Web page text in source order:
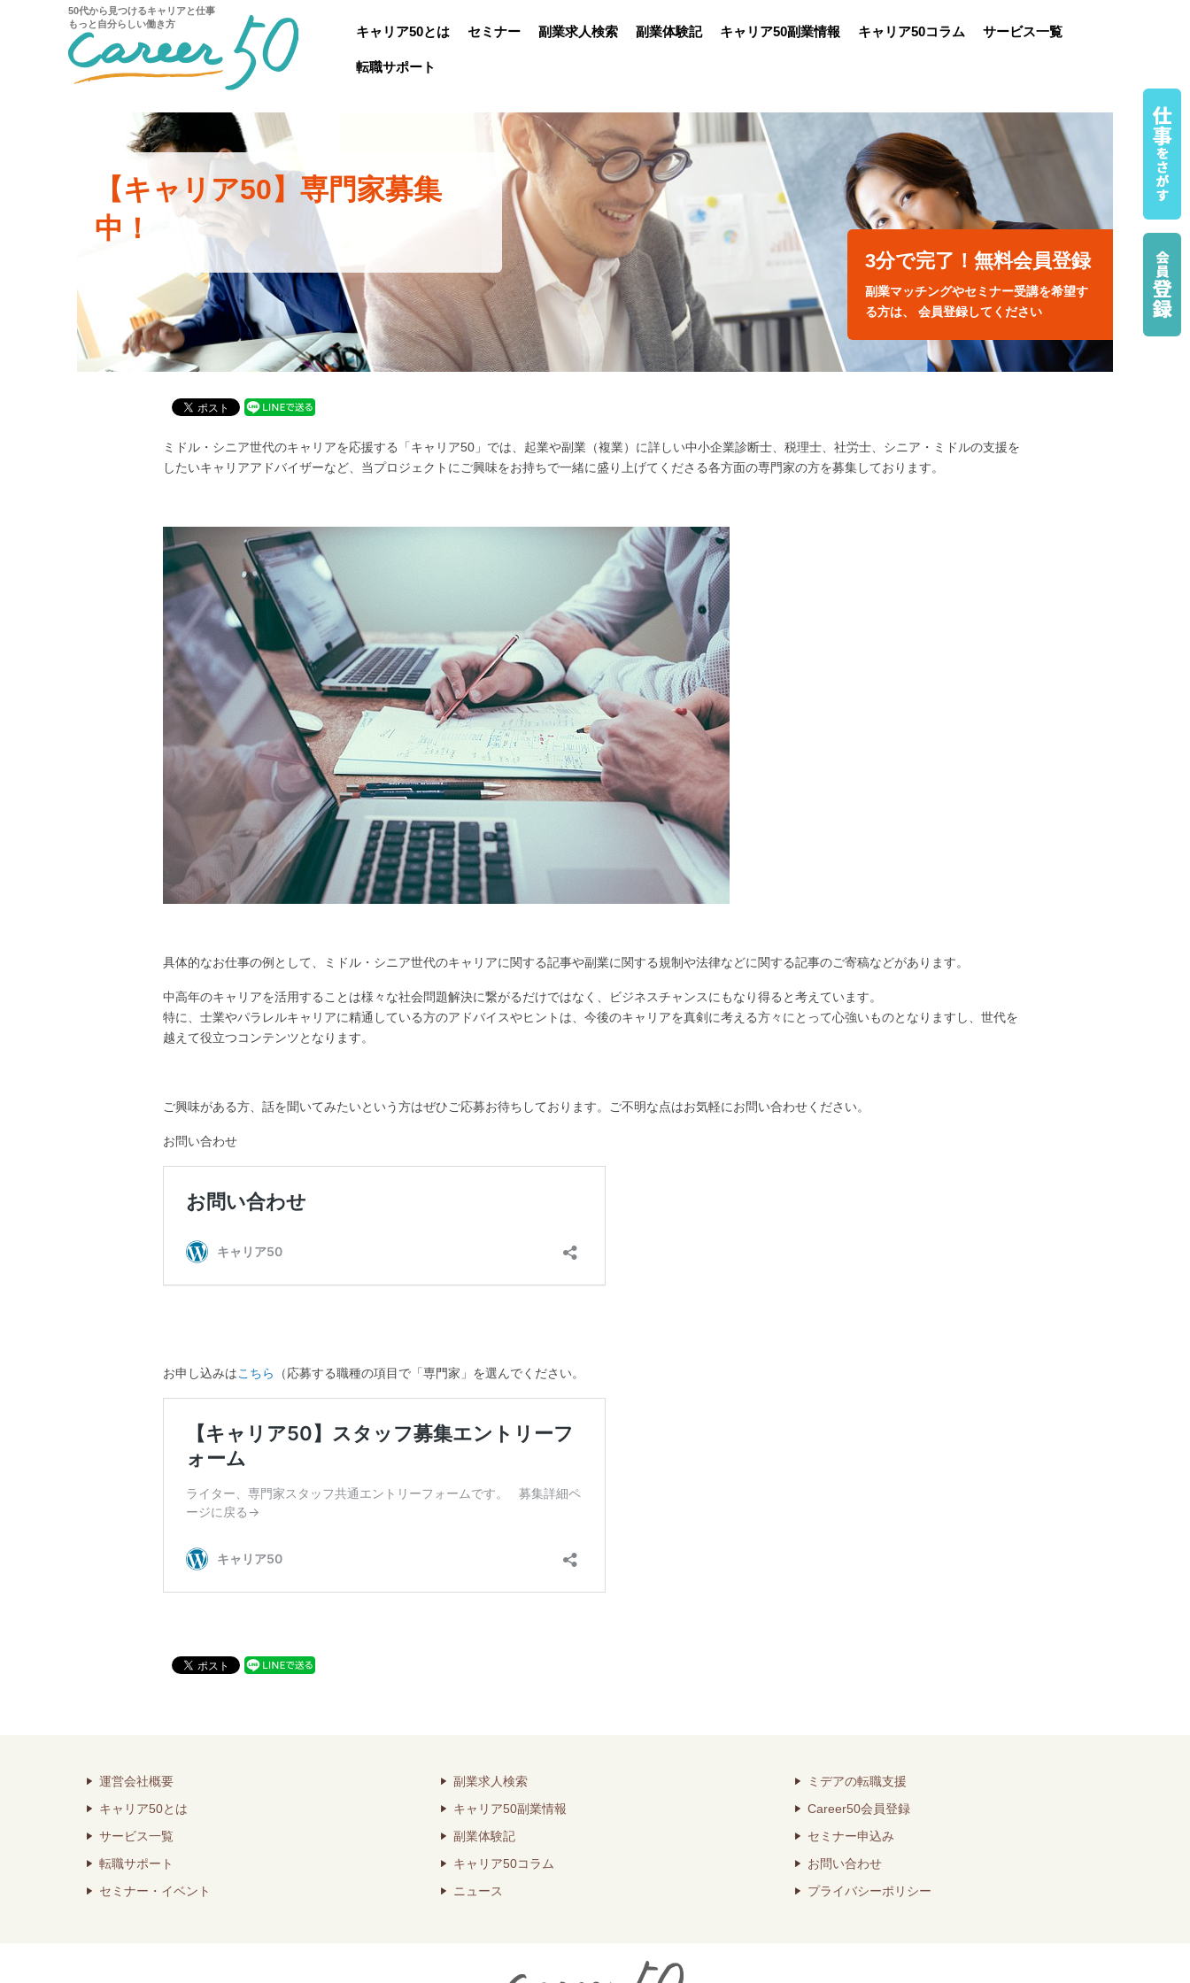
50代から見つけるキャリアと仕事
もっと自分らしい働き方
キャリア50とは セミナー 副業求人検索 副業体験記 キャリア50副業情報 キャリア50コラム サービス一覧
転職サポート
【キャリア50】専門家募集
中！
3分で完了！無料会員登録
副業マッチングやセミナー受講を希望す
る方は、 会員登録してください
ミドル・シニア世代のキャリアを応援する「キャリア50」では、起業や副業（複業）に詳しい中小企業診断士、税理士、社労士、シニア・ミドルの支援を
したいキャリアアドバイザーなど、当プロジェクトにご興味をお持ちで一緒に盛り上げてくださる各方面の専門家の方を募集しております。
具体的なお仕事の例として、ミドル・シニア世代のキャリアに関する記事や副業に関する規制や法律などに関する記事のご寄稿などがあります。
中高年のキャリアを活用することは様々な社会問題解決に繋がるだけではなく、ビジネスチャンスにもなり得ると考えています。
特に、士業やパラレルキャリアに精通している方のアドバイスやヒントは、今後のキャリアを真剣に考える方々にとって心強いものとなりますし、世代を
越えて役立つコンテンツとなります。
ご興味がある方、話を聞いてみたいという方はぜひご応募お待ちしております。ご不明な点はお気軽にお問い合わせください。
お問い合わせ
お申し込みはこちら （応募する職種の項目で「専門家」を選んでください。
運営会社概要
キャリア50とは
サービス一覧
転職サポート
セミナー・イベント
副業求人検索
キャリア50副業情報
副業体験記
キャリア50コラム
ニュース
ミデアの転職支援
Career50会員登録
セミナー申込み
お問い合わせ
プライバシーポリシー